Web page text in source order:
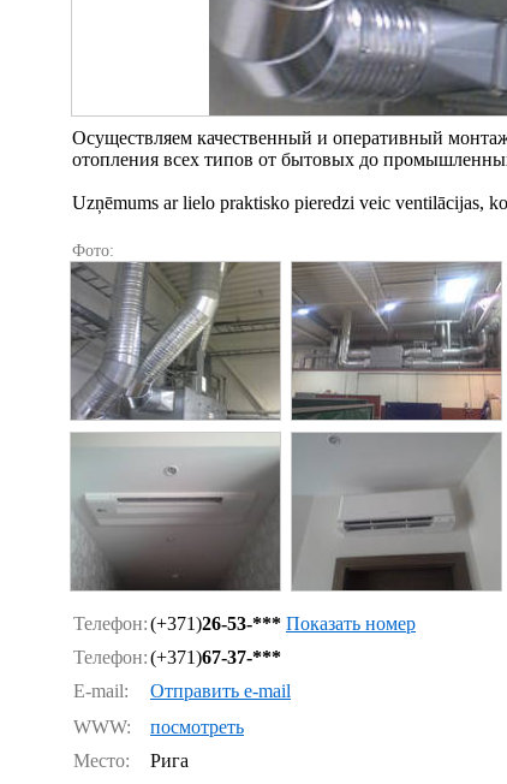
Осуществляем качественный и оперативный
отопления всех типов от бытовых до
Uzņēmums ar lielo praktisko pieredzi veic ventilācijas,
Фото:
Телефон:(+371)26-53-*** Показать номер
Телефон:(+371)67-37-***
E-mail:
Отправить e-mail
WWW:
посмотреть
Место:
Рига